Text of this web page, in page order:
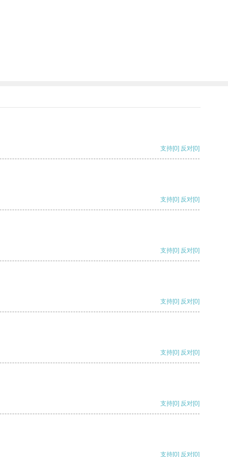
支持[0] 反对[0]
支持[0] 反对[0]
支持[0] 反对[0]
支持[0] 反对[0]
支持[0] 反对[0]
支持[0] 反对[0]
支持[0] 反对[0]